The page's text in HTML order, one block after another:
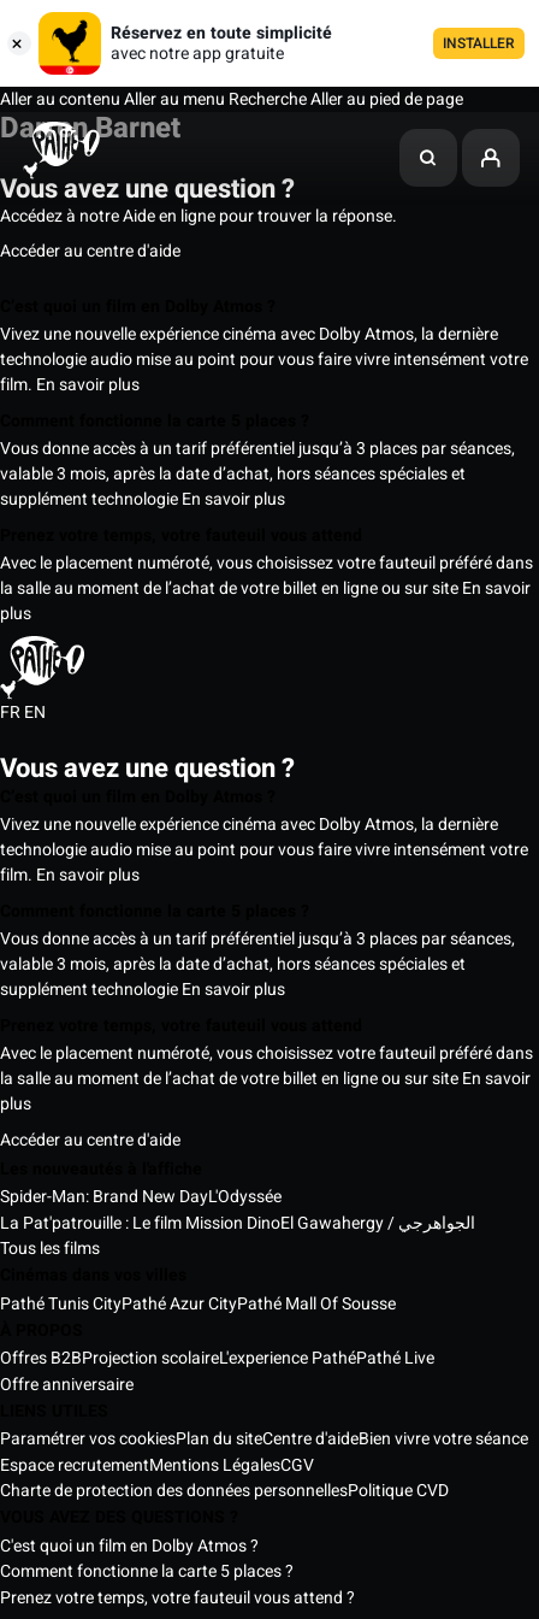
Réservez en toute simplicité
avec notre app gratuite
INSTALLER
Aller au contenuAller au menu RechercheAller au pied de page
Darren Barnet
Vous avez une question ?
Accédez à notre Aide en ligne pour trouver la réponse.
Accéder au centre d'aide
Vivez une nouvelle expérience cinéma avec Dolby Atmos, la dernière
technologie audio mise au point pour vous faire vivre intensément votre
film. En savoir plus
Vous donne accès à un tarif préférentiel jusqu’à 3 places par séances,
valable 3 mois, après la date d’achat, hors séances spéciales et
supplément technologieEn savoir plus
Avec le placement numéroté, vous choisissez votre fauteuil préféré dans
la salle au moment de l’achat de votre billet en ligne ou sur siteEn savoir
plus
FREN
Vous avez une question ?
Vivez une nouvelle expérience cinéma avec Dolby Atmos, la dernière
technologie audio mise au point pour vous faire vivre intensément votre
film. En savoir plus
Vous donne accès à un tarif préférentiel jusqu’à 3 places par séances,
valable 3 mois, après la date d’achat, hors séances spéciales et
supplément technologieEn savoir plus
Avec le placement numéroté, vous choisissez votre fauteuil préféré dans
la salle au moment de l’achat de votre billet en ligne ou sur siteEn savoir
plus
Accéder au centre d'aide
Spider-Man: Brand New DayL'Odyssée
La Pat'patrouille : Le film Mission Dino
El Gawahergy / الجواهرجي
Tous les films
Pathé Tunis CityPathé Azur CityPathé Mall Of Sousse
Offres B2BProjection scolaireL'experience PathéPathé Live
Offre anniversaire
Paramétrer vos cookiesPlan du siteCentre d'aideBien vivre votre séance
Espace recrutementMentions LégalesCGV
Charte de protection des données personnellesPolitique CVD
C'est quoi un film en Dolby Atmos ?
Comment fonctionne la carte 5 places ?
Prenez votre temps, votre fauteuil vous attend ?